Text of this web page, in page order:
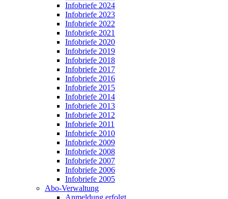
Infobriefe 2024
Infobriefe 2023
Infobriefe 2022
Infobriefe 2021
Infobriefe 2020
Infobriefe 2019
Infobriefe 2018
Infobriefe 2017
Infobriefe 2016
Infobriefe 2015
Infobriefe 2014
Infobriefe 2013
Infobriefe 2012
Infobriefe 2011
Infobriefe 2010
Infobriefe 2009
Infobriefe 2008
Infobriefe 2007
Infobriefe 2006
Infobriefe 2005
Abo-Verwaltung
Anmeldung erfolgt